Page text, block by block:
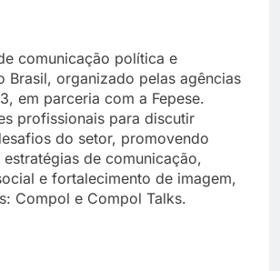
comunicação política e
Brasil, organizado pelas agências
em parceria com a Fepese.
profissionais para discutir
do setor, promovendo
de comunicação,
e fortalecimento de imagem,
Compol e Compol Talks.